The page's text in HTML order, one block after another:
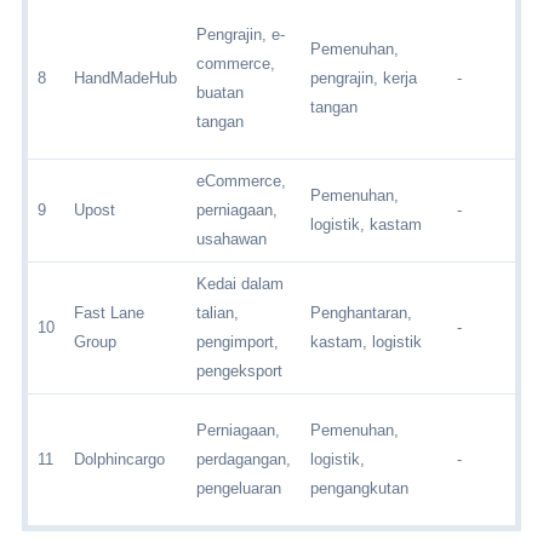
8 HandMadeHub
Pengrajin, e-
commerce,
buatan
tangan
Pemenuhan,
pengrajin, kerja
tangan
-
9 Upost
eCommerce,
perniagaan,
usahawan
Pemenuhan,
logistik, kastam
-
10
Fast Lane
Group
Kedai dalam
talian,
pengimport,
pengeksport
Penghantaran,
kastam, logistik
-
11 Dolphincargo
Perniagaan,
perdagangan,
pengeluaran
Pemenuhan,
logistik,
pengangkutan
-